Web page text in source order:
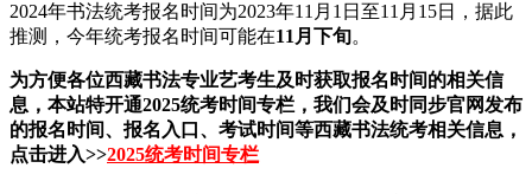
2024年书法统考报名时间为2023年11月1日至11月15日，据此
推测，今年统考报名时间可能在11月下旬。
为方便各位西藏书法专业艺考生及时获取报名时间的相关信
息，本站特开通2025统考时间专栏，我们会及时同步官网发布
的报名时间、报名入口、考试时间等西藏书法统考相关信息，
点击进入>>2025统考时间专栏